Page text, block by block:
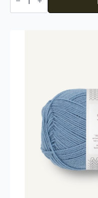
Faerytale